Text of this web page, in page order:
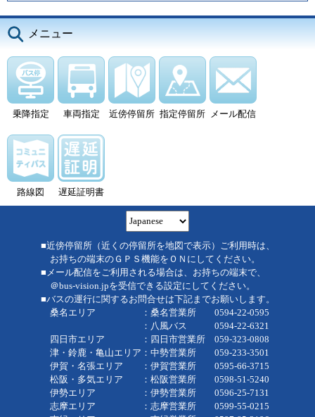
メニュー
乗降指定 車両指定 近傍停留所 指定停留所 メール配信
路線図 遅延証明書
■近傍停留所（近くの停留所を地図で表示）ご利用時は、
お持ちの端末のＧＰＳ機能をＯＮにしてください。
■メール配信をご利用される場合は、お持ちの端末で、
＠bus-vision.jpを受信できる設定にしてください。
■バスの運行に関するお問合せは下記までお願いします。
桑名エリア ：桑名営業所 0594-22-0595
：八風バス 0594-22-6321
四日市エリア ：四日市営業所 059-323-0808
津・鈴鹿・亀山エリア：中勢営業所 059-233-3501
伊賀・名張エリア ：伊賀営業所 0595-66-3715
松阪・多気エリア ：松阪営業所 0598-51-5240
伊勢エリア ：伊勢営業所 0596-25-7131
志摩エリア ：志摩営業所 0599-55-0215